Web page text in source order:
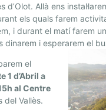
d’Olot. Allà ens
els quals farem
i durant el matí farem
dinarem i esperarem el
el
1 d’Abril a
al Centre
del Vallès.